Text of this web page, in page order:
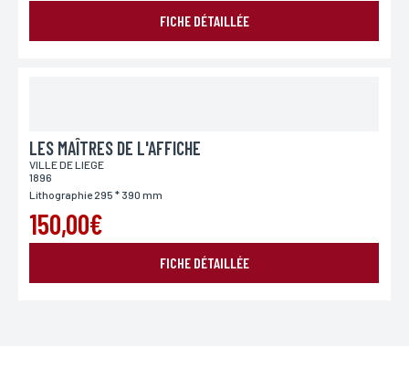
FICHE DÉTAILLÉE
LES MAÎTRES DE L'AFFICHE
VILLE DE LIEGE
1896
Lithographie 295 * 390 mm
150,00€
FICHE DÉTAILLÉE